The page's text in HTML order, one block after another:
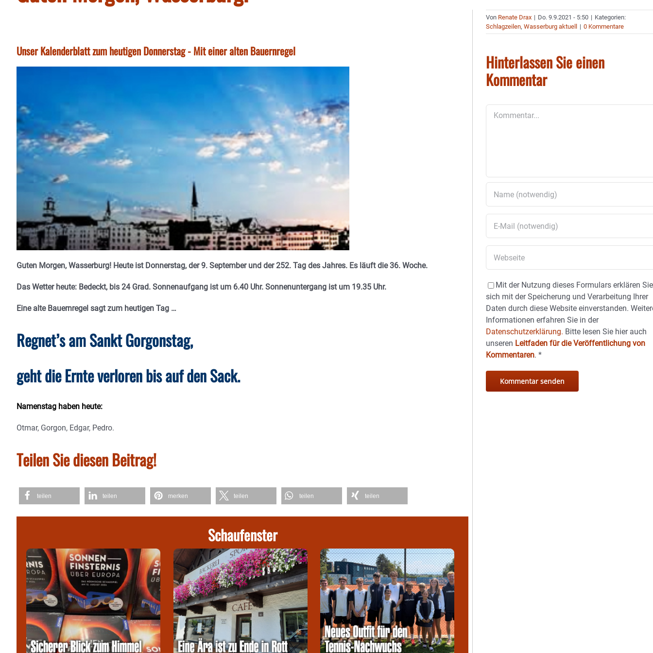
Unser Kalenderblatt zum heutigen Donnerstag - Mit einer alten Bauernregel
Guten Morgen, Wasserburg! Heute ist Donnerstag, der 9. September und der 252. Tag des Jahres. Es läuft die 36. Woche.
Das Wetter heute: Bedeckt, bis 24 Grad. Sonnenaufgang ist um 6.40 Uhr. Sonnenuntergang ist um 19.35 Uhr.
Eine alte Bauernregel sagt zum heutigen Tag …
Regnet’s am Sankt Gorgonstag,
geht die Ernte verloren bis auf den Sack.
Namenstag haben heute:
Otmar, Gorgon, Edgar, Pedro.
Teilen Sie diesen Beitrag!
teilen teilen merken teilen teilen teilen
Schaufenster
Von Renate Drax | Do. 9.9.2021 - 5:50 | Kategorien:
Schlagzeilen,Wasserburg aktuell | 0 Kommentare
Hinterlassen Sie einen
Kommentar
Mit der Nutzung dieses Formulars erklären Sie
sich mit der Speicherung und Verarbeitung Ihrer
Daten durch diese Website einverstanden.
Informationen erfahren Sie in der
Datenschutzerklärung. Bitte lesen Sie hier auch
unseren Leitfaden für die Veröffentlichung von
Kommentaren.*